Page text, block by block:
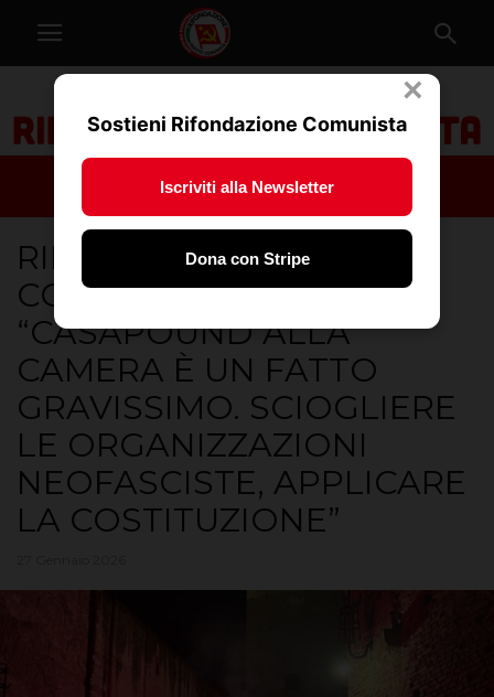
RIFONDAZIONE
COMUNISTA:
“CASAPOUND ALLA
CAMERA È UN FATTO
GRAVISSIMO. SCIOGLIERE
LE ORGANIZZAZIONI
NEOFASCISTE, APPLICARE
LA COSTITUZIONE”
×
Sostieni Rifondazione Comunista
Iscriviti alla Newsletter
Dona con Stripe